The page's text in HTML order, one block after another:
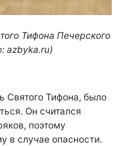
Тифона Печерского
azbyka.ru)
Святого Тифона, было
Он считался
поэтому
в случае опасности.